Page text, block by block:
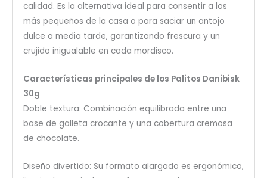
calidad. Es la alternativa ideal para consentir a los
más pequeños de la casa o para saciar un antojo
dulce a media tarde, garantizando frescura y un
crujido inigualable en cada mordisco.
Características principales de los Palitos Danibisk
30g
Doble textura: Combinación equilibrada entre una
base de galleta crocante y una cobertura cremosa
de chocolate.
Diseño divertido: Su formato alargado es ergonómico,